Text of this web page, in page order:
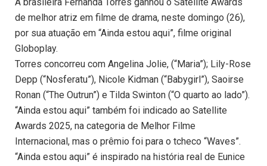
de melhor atriz em filme de drama, neste domingo (26),
por sua atuação em “Ainda estou aqui”, filme original
Globoplay.
Torres concorreu com Angelina Jolie, (“Maria”); Lily-Rose
Depp (“Nosferatu”), Nicole Kidman (“Babygirl”), Saoirse
Ronan (“The Outrun”) e Tilda Swinton (“O quarto ao lado”).
“Ainda estou aqui” também foi indicado ao Satellite
Awards 2025, na categoria de Melhor Filme
Internacional, mas o prêmio foi para o tcheco “Waves”.
“Ainda estou aqui” é inspirado na história real de Eunice